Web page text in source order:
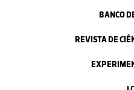
BANCO
REVISTA DE